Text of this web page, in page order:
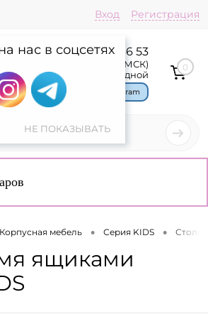
нас в соцсетях
Вход Регистрация
8 800 775 36 53
Пн-Пт: 08:00-17:00(МСК)
Сб,Вс: выходной
Чат в Telegram
0
Корпусная мебель • Серия KIDS • Столы
ящиками